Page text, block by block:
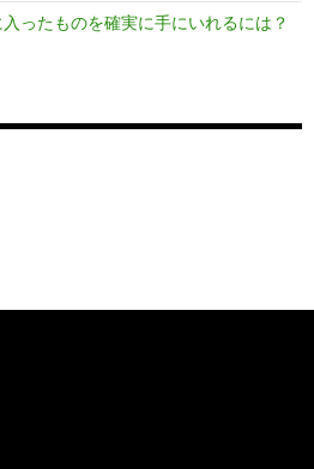
ったものを確実に手にいれるには？